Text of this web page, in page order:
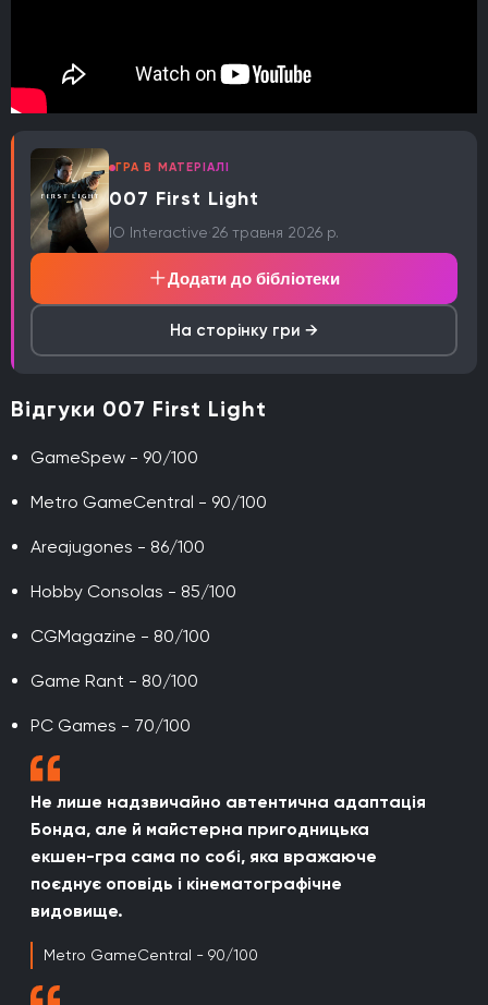
ГРА В МАТЕРІАЛІ
007 First Light
IO Interactive·26 травня 2026 р.
Додати до бібліотеки
На сторінку гри →
Відгуки 007 First Light
GameSpew - 90/100
Metro GameCentral - 90/100
Areajugones - 86/100
Hobby Consolas - 85/100
CGMagazine - 80/100
Game Rant - 80/100
PC Games - 70/100
Не лише надзвичайно автентична адаптація
Бонда, але й майстерна пригодницька
екшен-гра сама по собі, яка вражаюче
поєднує оповідь і кінематографічне
видовище.
Metro GameCentral - 90/100